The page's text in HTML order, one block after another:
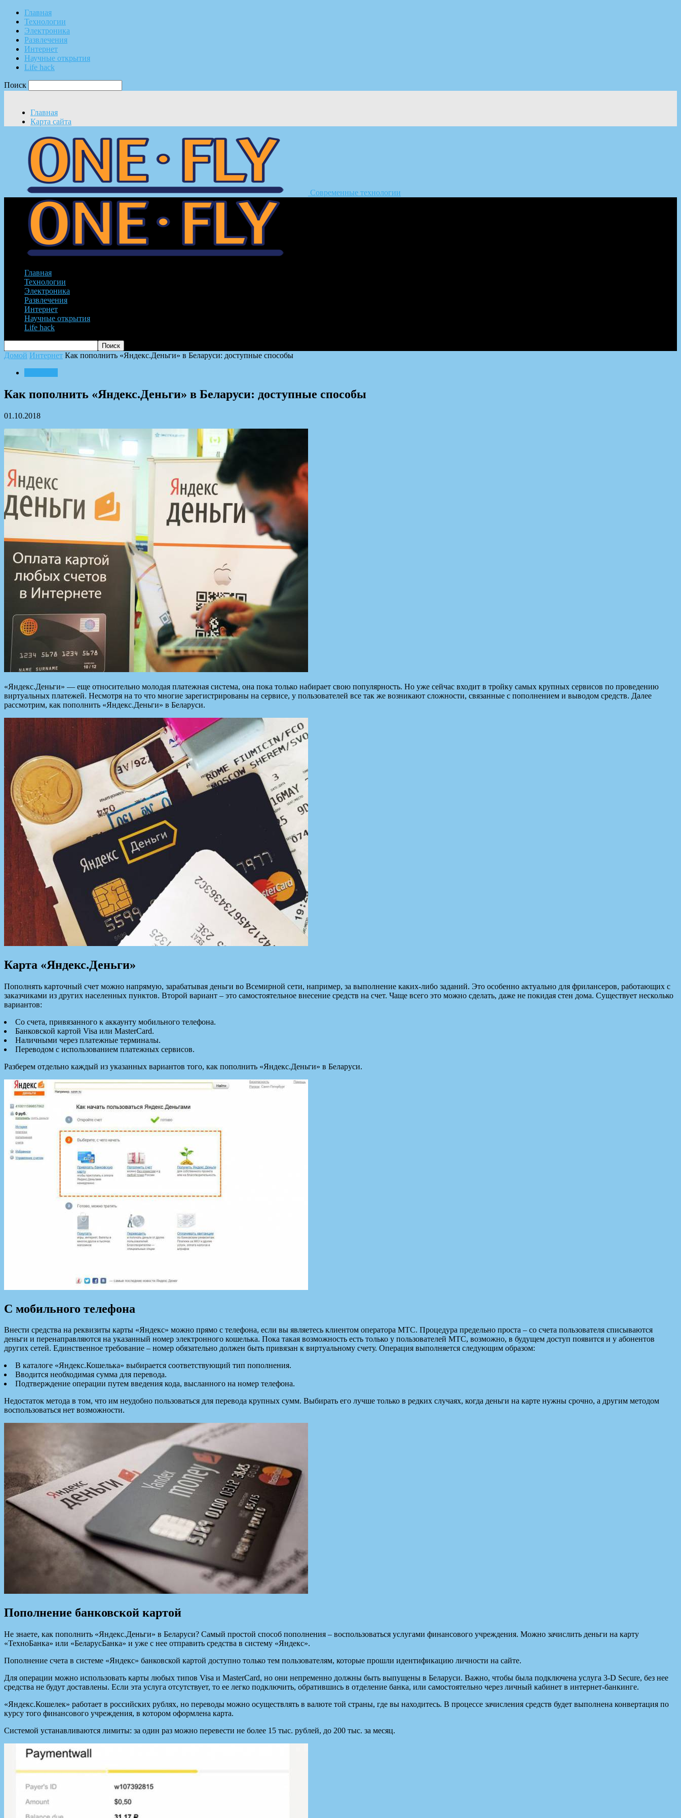
Главная
Технологии
Электроника
Развлечения
Интернет
Научные открытия
Life hack
Поиск
Главная
Карта сайта
Современные технологии
Главная
Технологии
Электроника
Развлечения
Интернет
Научные открытия
Life hack
Домой Интернет Как пополнить «Яндекс.Деньги» в Беларуси: доступные способы
Как пополнить «Яндекс.Деньги» в Беларуси: доступные способы
01.10.2018
«Яндекс.Деньги» — еще относительно молодая платежная система, она пока только набирает свою популярность. Но уже сейчас входит в тройку самых крупных сервисов по проведению
виртуальных платежей. Несмотря на то что многие зарегистрированы на сервисе, у пользователей все так же возникают сложности, связанные с пополнением и выводом средств. Далее
рассмотрим, как пополнить «Яндекс.Деньги» в Беларуси.
Карта «Яндекс.Деньги»
Пополнять карточный счет можно напрямую, зарабатывая деньги во Всемирной сети, например, за выполнение каких-либо заданий. Это особенно актуально для фрилансеров, работающих с
заказчиками из других населенных пунктов. Второй вариант – это самостоятельное внесение средств на счет. Чаще всего это можно сделать, даже не покидая стен дома. Существует несколько
вариантов:
Со счета, привязанного к аккаунту мобильного телефона.
Банковской картой Visa или MasterCard.
Наличными через платежные терминалы.
Переводом с использованием платежных сервисов.
Разберем отдельно каждый из указанных вариантов того, как пополнить «Яндекс.Деньги» в Беларуси.
С мобильного телефона
Внести средства на реквизиты карты «Яндекс» можно прямо с телефона, если вы являетесь клиентом оператора МТС. Процедура предельно проста – со счета пользователя списываются
деньги и перенаправляются на указанный номер электронного кошелька. Пока такая возможность есть только у пользователей МТС, возможно, в будущем доступ появится и у абонентов
других сетей. Единственное требование – номер обязательно должен быть привязан к виртуальному счету. Операция выполняется следующим образом:
В каталоге «Яндекс.Кошелька» выбирается соответствующий тип пополнения.
Вводится необходимая сумма для перевода.
Подтверждение операции путем введения кода, высланного на номер телефона.
Недостаток метода в том, что им неудобно пользоваться для перевода крупных сумм. Выбирать его лучше только в редких случаях, когда деньги на карте нужны срочно, а другим методом
воспользоваться нет возможности.
Пополнение банковской картой
Не знаете, как пополнить «Яндекс.Деньги» в Беларуси? Самый простой способ пополнения – воспользоваться услугами финансового учреждения. Можно зачислить деньги на карту
«ТехноБанка» или «БеларусБанка» и уже с нее отправить средства в систему «Яндекс».
Пополнение счета в системе «Яндекс» банковской картой доступно только тем пользователям, которые прошли идентификацию личности на сайте.
Для операции можно использовать карты любых типов Visa и MasterCard, но они непременно должны быть выпущены в Беларуси. Важно, чтобы была подключена услуга 3-D Secure, без нее
средства не будут доставлены. Если эта услуга отсутствует, то ее легко подключить, обратившись в отделение банка, или самостоятельно через личный кабинет в интернет-банкинге.
«Яндекс.Кошелек» работает в российских рублях, но переводы можно осуществлять в валюте той страны, где вы находитесь. В процессе зачисления средств будет выполнена конвертация по
курсу того финансового учреждения, в котором оформлена карта.
Системой устанавливаются лимиты: за один раз можно перевести не более 15 тыс. рублей, до 200 тыс. за месяц.